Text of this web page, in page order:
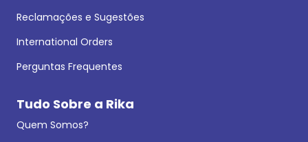
Reclamações e Sugestões
International Orders
Perguntas Frequentes
Tudo Sobre a Rika
Quem Somos?